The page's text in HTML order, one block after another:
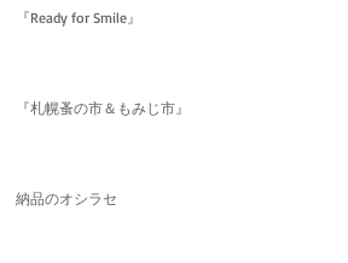
『Ready for Smile』
『札幌蚤の市＆もみじ市』
納品のオシラセ